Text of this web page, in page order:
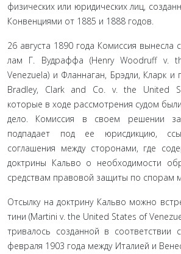
физических или юридических лиц,
Конвенциями от 1885 и 1888 годов.
26 августа 1890 года Комиссия
лам Г. Вудраффа (Henry Woodruff v.
Venezuela) и Фланнаган, Брэдли, Кларк и
Bradley, Clark and Co. v. the United
которые в ходе рассмотрения судом
дело. Комиссия в своем решении
подпадает под ее юрисдикцию,
соглашения между сторонами, где
доктрины Кальво о необходимости
средствам правовой защиты по спорам
Отсылку на доктрину Кальво можно
тини (Martini v. the United States of
тривалось созданной в соответствии
февраля 1903 года между Италией и